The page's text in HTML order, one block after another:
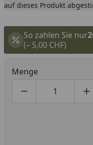
auf dieses Produkt
So zahlen Sie nur
(– 5,00 CHF)
Menge
Produktmenge